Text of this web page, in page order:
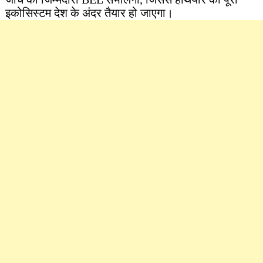
इकोसिस्टम देश के अंदर तैयार हो जाएगा।